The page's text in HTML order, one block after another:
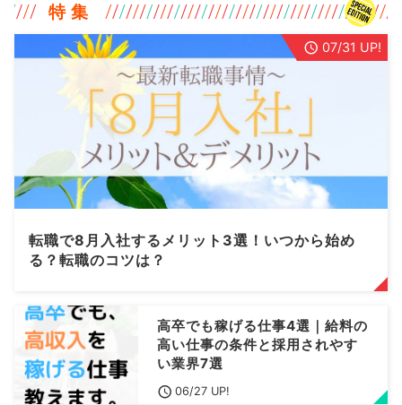
特 集
転職で8月入社するメリット3選！いつから始め
る？転職のコツは？
07/31 UP!
高卒でも稼げる仕事4選｜給料の
高い仕事の条件と採用されやす
い業界7選
06/27 UP!